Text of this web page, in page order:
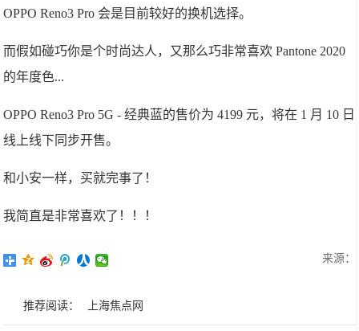
OPPO Reno3 Pro 会是目前较好的换机选择。
而假如碰巧你是个时尚达人，又那么巧非常喜欢 Pantone 2020
的年度色...
OPPO Reno3 Pro 5G - 经典蓝的售价为 4199 元，将在 1 月 10 日
线上线下同步开售。
和小安一样，买就完事了！
我简直是非常喜欢了！！！
来源：
推荐阅读： 上海焦点网